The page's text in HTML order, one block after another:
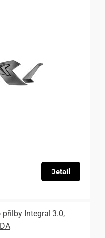
Detail
Integral 3.0,